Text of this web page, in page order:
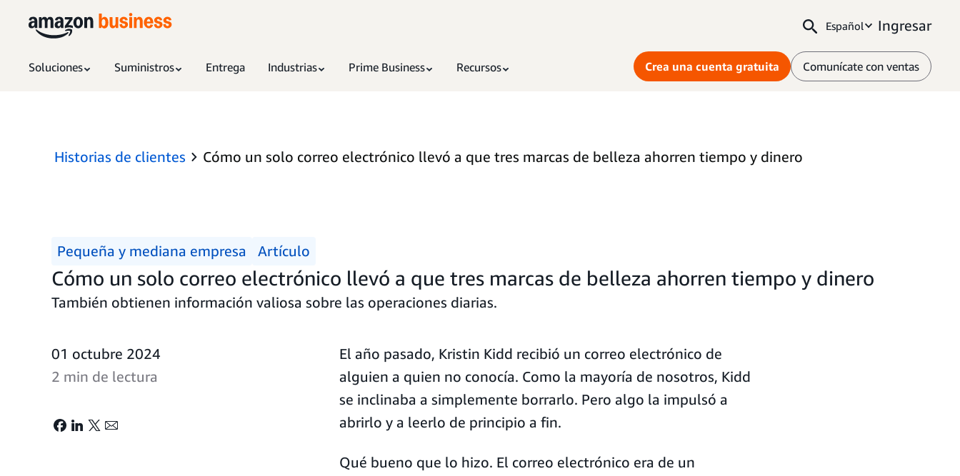
Español Ingresar
Soluciones Suministros Entrega Industrias Prime Business Recursos Crea una cuenta gratuita Comunícate con ventas
Historias de clientes Cómo un solo correo electrónico llevó a que tres marcas de belleza ahorren tiempo y dinero
Pequeña y mediana empresa Artículo
Cómo un solo correo electrónico llevó a que tres marcas de belleza ahorren tiempo y dinero
También obtienen información valiosa sobre las operaciones diarias.
01 octubre 2024
2 min de lectura
El año pasado, Kristin Kidd recibió un correo electrónico de
alguien a quien no conocía. Como la mayoría de nosotros, Kidd
se inclinaba a simplemente borrarlo. Pero algo la impulsó a
abrirlo y a leerlo de principio a fin.
Qué bueno que lo hizo. El correo electrónico era de un